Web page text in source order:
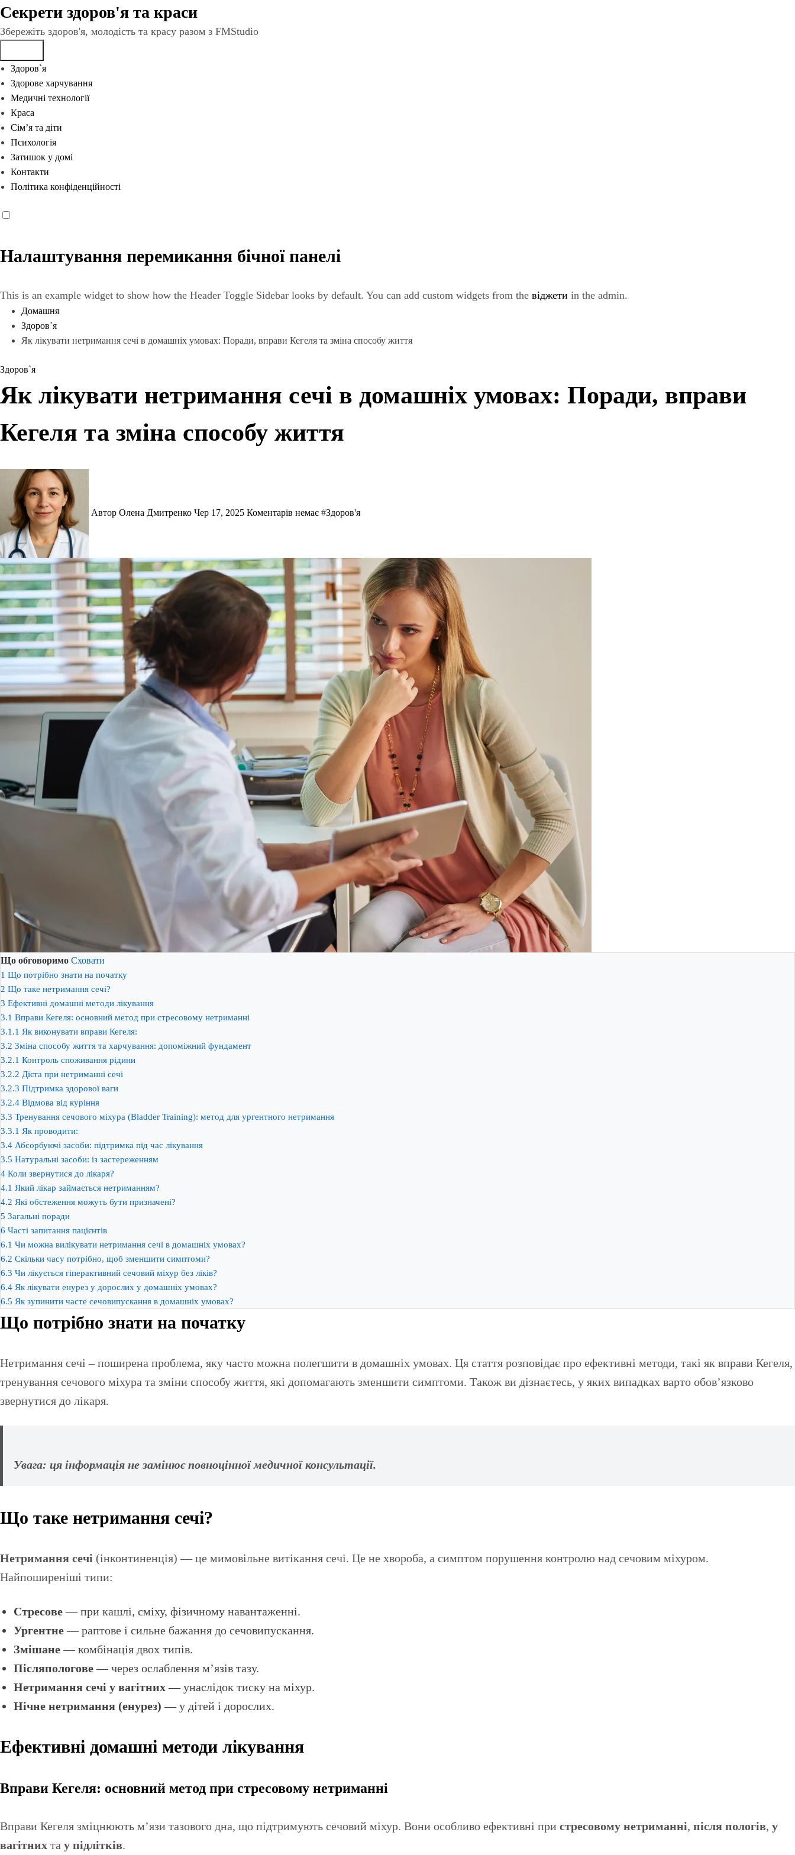
Перейти
вмісту
Секрети здоров'я та краси
Збережіть здоров'я, молодість та красу разом з FMStudio
Здоров`я
Здорове харчування
Медичні технології
Краса
Сім’я та діти
Психологія
Затишок у домі
Контакти
Політика конфіденційності
Налаштування перемикання бічної панелі
This is an example widget to show how the Header Toggle Sidebar looks by default. You can add custom widgets from the віджети in the admin.
Домашня
Здоров`я
Як лікувати нетримання сечі в домашніх умовах: Поради, вправи Кегеля та зміна способу життя
Здоров`я
Як лікувати нетримання сечі в домашніх умовах: Поради, вправи
Кегеля та зміна способу життя
Автор Олена Дмитренко Чер 17, 2025 Коментарів немає #Здоров'я
Що обговоримо Сховати
1 Що потрібно знати на початку
2 Що таке нетримання сечі?
3 Ефективні домашні методи лікування
3.1 Вправи Кегеля: основний метод при стресовому нетриманні
3.1.1 Як виконувати вправи Кегеля:
3.2 Зміна способу життя та харчування: допоміжний фундамент
3.2.1 Контроль споживання рідини
3.2.2 Дієта при нетриманні сечі
3.2.3 Підтримка здорової ваги
3.2.4 Відмова від куріння
3.3 Тренування сечового міхура (Bladder Training): метод для ургентного нетримання
3.3.1 Як проводити:
3.4 Абсорбуючі засоби: підтримка під час лікування
3.5 Натуральні засоби: із застереженням
4 Коли звернутися до лікаря?
4.1 Який лікар займається нетриманням?
4.2 Які обстеження можуть бути призначені?
5 Загальні поради
6 Часті запитання пацієнтів
6.1 Чи можна вилікувати нетримання сечі в домашніх умовах?
6.2 Скільки часу потрібно, щоб зменшити симптоми?
6.3 Чи лікується гіперактивний сечовий міхур без ліків?
6.4 Як лікувати енурез у дорослих у домашніх умовах?
6.5 Як зупинити часте сечовипускання в домашніх умовах?
Що потрібно знати на початку
Нетримання сечі – поширена проблема, яку часто можна полегшити в домашніх умовах. Ця стаття розповідає про ефективні методи, такі як вправи Кегеля,
тренування сечового міхура та зміни способу життя, які допомагають зменшити симптоми. Також ви дізнаєтесь, у яких випадках варто обов’язково
звернутися до лікаря.
Увага: ця інформація не замінює повноцінної медичної консультації.
Що таке нетримання сечі?
Нетримання сечі (інконтиненція) — це мимовільне витікання сечі. Це не хвороба, а симптом порушення контролю над сечовим міхуром.
Найпоширеніші типи:
Стресове— при кашлі, сміху, фізичному навантаженні.
Ургентне— раптове і сильне бажання до сечовипускання.
Змішане— комбінація двох типів.
Післяпологове— через ослаблення м’язів тазу.
Нетримання сечі у вагітних— унаслідок тиску на міхур.
Нічне нетримання (енурез) — у дітей і дорослих.
Ефективні домашні методи лікування
Вправи Кегеля: основний метод при стресовому нетриманні
Вправи Кегеля зміцнюють м’язи тазового дна, що підтримують сечовий міхур. Вони особливо ефективні при стресовому нетриманні, після пологів, у
вагітних та у підлітків.